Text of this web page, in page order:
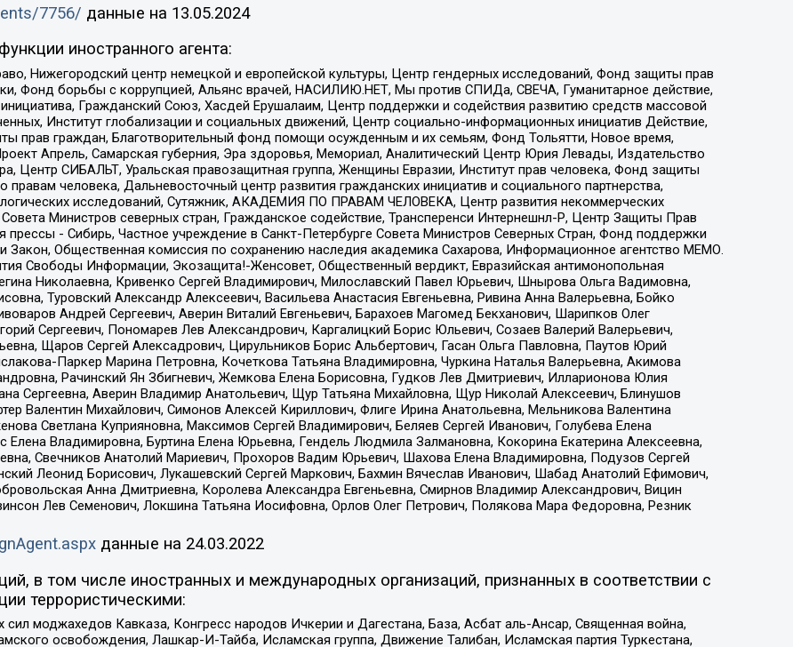
7756/ данные на 13.05.2024
иностранного агента:
Нижегородский центр немецкой и европейской культуры, Центр гендерных исследований, Фонд защиты прав
Фонд борьбы с коррупцией, Альянс врачей, НАСИЛИЮ.НЕТ, Мы против СПИДа, СВЕЧА, Гуманитарное действие,
Гражданский Союз, Хасдей Ерушалаим, Центр поддержки и содействия развитию средств массовой
Институт глобализации и социальных движений, Центр социально-информационных инициатив Действие,
прав граждан, Благотворительный фонд помощи осужденным и их семьям, Фонд Тольятти, Новое время,
Апрель, Самарская губерния, Эра здоровья, Мемориал, Аналитический Центр Юрия Левады, Издательство
Центр СИБАЛЬТ, Уральская правозащитная группа, Женщины Евразии, Институт прав человека, Фонд защиты
правам человека, Дальневосточный центр развития гражданских инициатив и социального партнерства,
исследований, Сутяжник, АКАДЕМИЯ ПО ПРАВАМ ЧЕЛОВЕКА, Центр развития некоммерческих
Министров северных стран, Гражданское содействие, Трансперенси Интернешнл-Р, Центр Защиты Прав
- Сибирь, Частное учреждение в Санкт-Петербурге Совета Министров Северных Стран, Фонд поддержки
Закон, Общественная комиссия по сохранению наследия академика Сахарова, Информационное агентство МЕМО.
Свободы Информации, Экозащита!-Женсовет, Общественный вердикт, Евразийская антимонопольная
Николаевна, Кривенко Сергей Владимирович, Милославский Павел Юрьевич, Шнырова Ольга Вадимовна,
Туровский Александр Алексеевич, Васильева Анастасия Евгеньевна, Ривина Анна Валерьевна, Бойко
Андрей Сергеевич, Аверин Виталий Евгеньевич, Барахоев Магомед Бекханович, Шарипков Олег
Сергеевич, Пономарев Лев Александрович, Каргалицкий Борис Юльевич, Созаев Валерий Валерьевич,
Щаров Сергей Алексадрович, Цирульников Борис Альбертович, Гасан Ольга Павловна, Паутов Юрий
Паркер Марина Петровна, Кочеткова Татьяна Владимировна, Чуркина Наталья Валерьевна, Акимова
Рачинский Ян Збигневич, Жемкова Елена Борисовна, Гудков Лев Дмитриевич, Илларионова Юлия
Сергеевна, Аверин Владимир Анатольевич, Щур Татьяна Михайловна, Щур Николай Алексеевич, Блинушов
Валентин Михайлович, Симонов Алексей Кириллович, Флиге Ирина Анатольевна, Мельникова Валентина
Светлана Куприяновна, Максимов Сергей Владимирович, Беляев Сергей Иванович, Голубева Елена
Елена Владимировна, Буртина Елена Юрьевна, Гендель Людмила Залмановна, Кокорина Екатерина Алексеевна,
Свечников Анатолий Мариевич, Прохоров Вадим Юрьевич, Шахова Елена Владимировна, Подузов Сергей
Леонид Борисович, Лукашевский Сергей Маркович, Бахмин Вячеслав Иванович, Шабад Анатолий Ефимович,
Анна Дмитриевна, Королева Александра Евгеньевна, Смирнов Владимир Александрович, Вицин
Лев Семенович, Локшина Татьяна Иосифовна, Орлов Олег Петрович, Полякова Мара Федоровна, Резник
данные на 24.03.2022
в том числе иностранных и международных организаций, признанных в соответствии с
террористическими:
моджахедов Кавказа, Конгресс народов Ичкерии и Дагестана, База, Асбат аль-Ансар, Священная война,
освобождения, Лашкар-И-Тайба, Исламская группа, Движение Талибан, Исламская партия Туркестана,